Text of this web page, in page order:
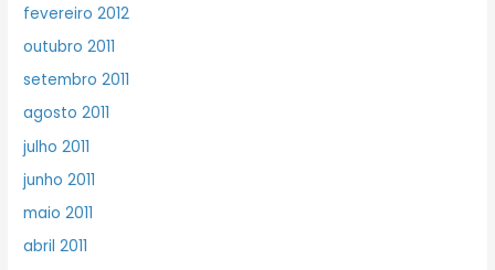
fevereiro 2012
outubro 2011
setembro 2011
agosto 2011
julho 2011
junho 2011
maio 2011
abril 2011